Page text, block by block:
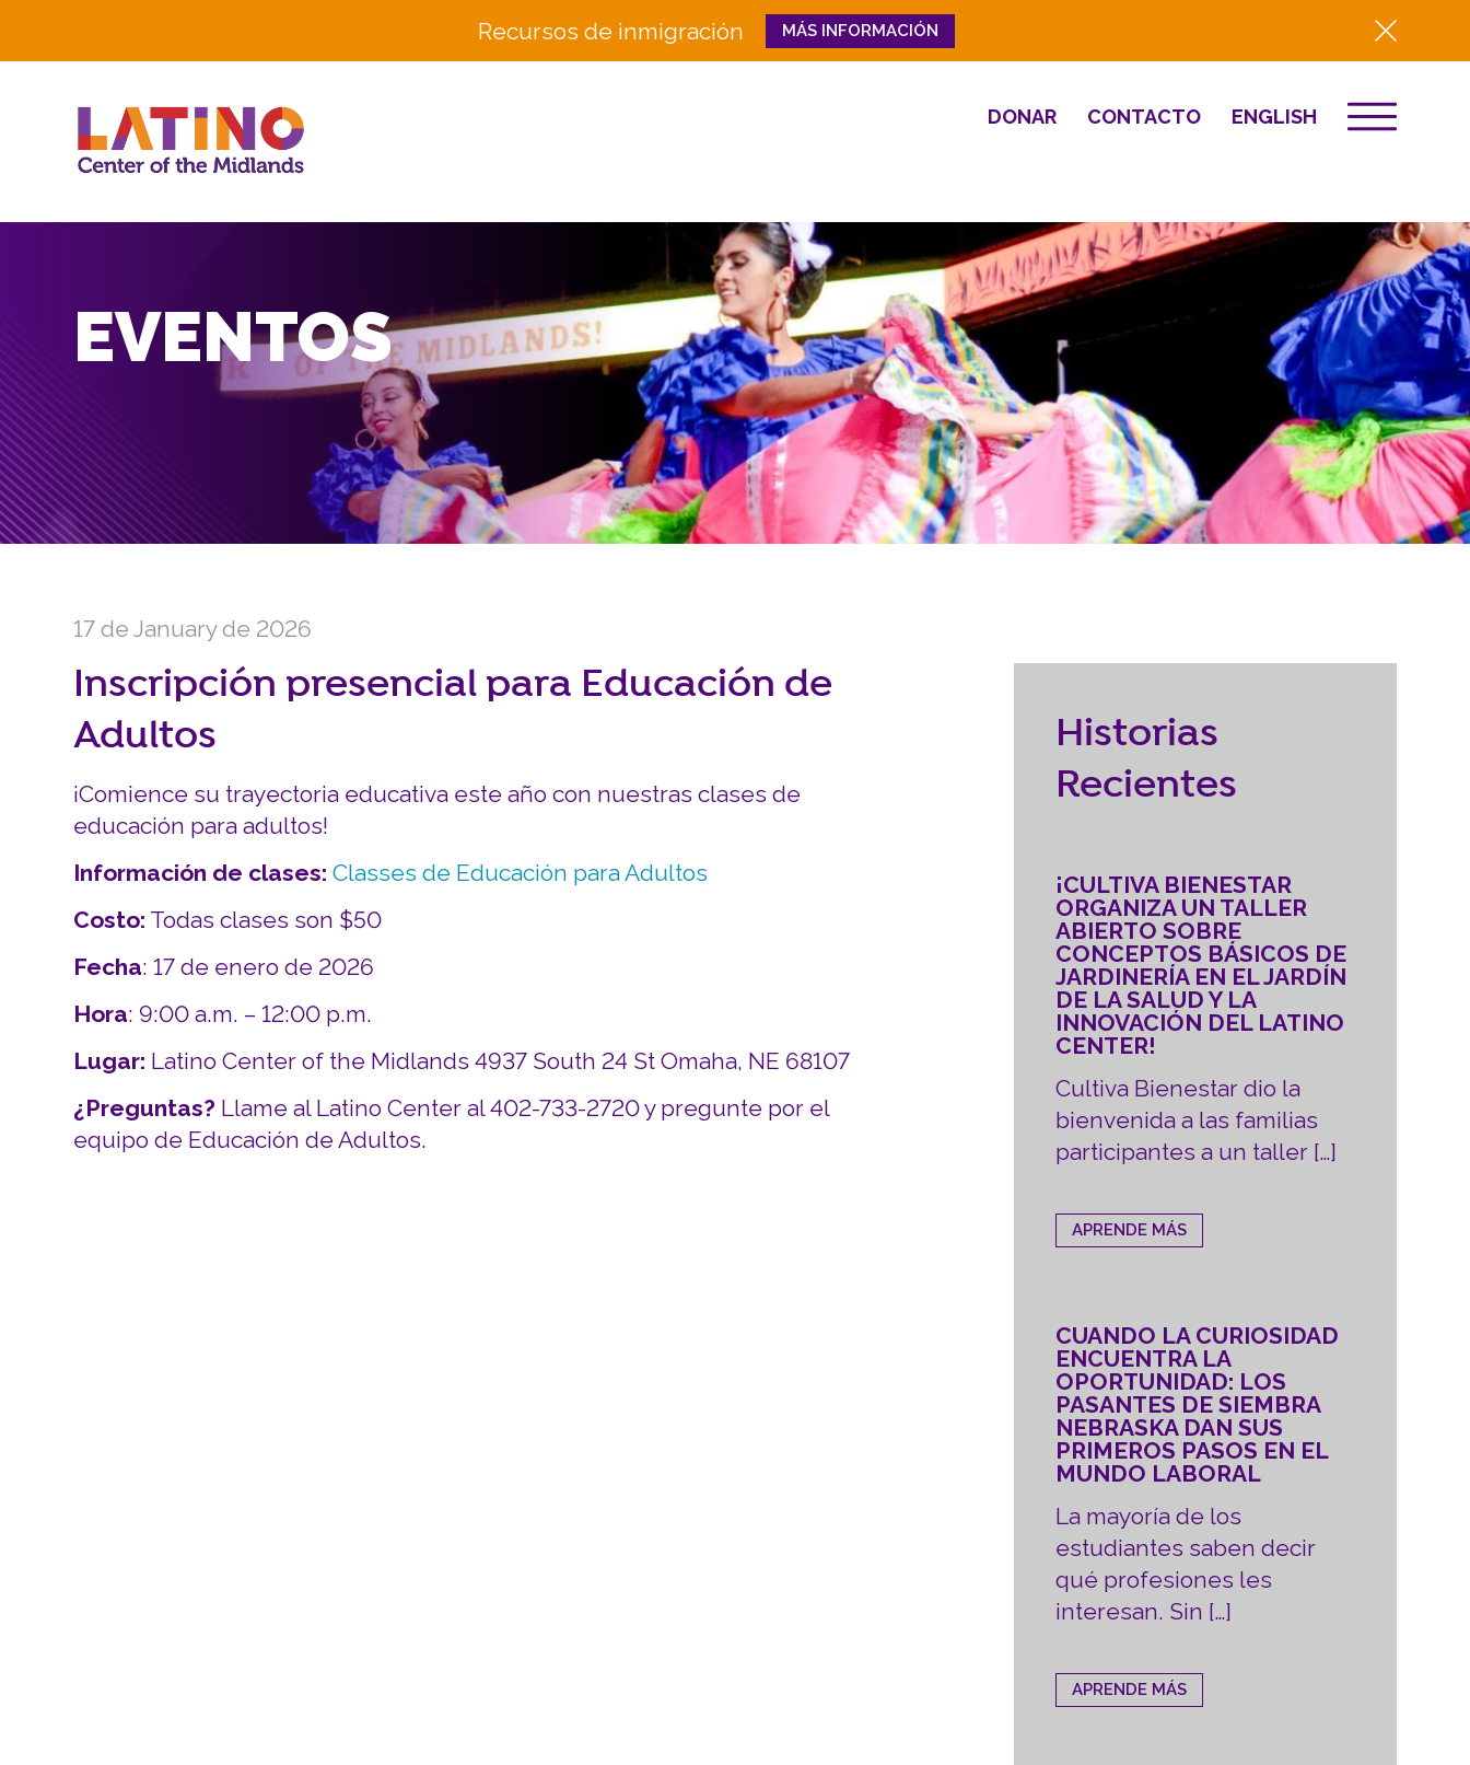
Recursos de inmigración MÁS INFORMACIÓN
Close
DONAR CONTACTO ENGLISH
SOMOS
Equipo
Historia
Educación e Innovación
en la Fuerza Laboral
Senderos Hacia el Éxito
Bienestar Familiar y Comunitario
CULTURA
INVOLUCRARSE
Carreras y Pasantías
Destino 2026
NOTICIAS
Prensa
Resumen del año
Renovación y
Reubicación
CONTACTO
DONAR
EVENTOS
17 de January de 2026
Inscripción presencial para Educación de
Adultos
¡Comience su trayectoria educativa este año con nuestras clases de
educación para adultos!
Información de clases:Classes de Educación para Adultos
Costo: Todas clases son $50
Fecha: 17 de enero de 2026
Hora: 9:00 a.m. – 12:00 p.m.
Lugar: Latino Center of the Midlands 4937 South 24 St Omaha, NE 68107
¿Preguntas? Llame al Latino Center al 402-733-2720 y pregunte por el
equipo de Educación de Adultos.
Historias
Recientes
¡CULTIVA BIENESTAR
ORGANIZA UN TALLER
ABIERTO SOBRE
CONCEPTOS BÁSICOS DE
JARDINERÍA EN EL JARDÍN
DE LA SALUD Y LA
INNOVACIÓN DEL LATINO
CENTER!
Cultiva Bienestar dio la
bienvenida a las familias
participantes a un taller […]
APRENDE MÁS
CUANDO LA CURIOSIDAD
ENCUENTRA LA
OPORTUNIDAD: LOS
PASANTES DE SIEMBRA
NEBRASKA DAN SUS
PRIMEROS PASOS EN EL
MUNDO LABORAL
La mayoría de los
estudiantes saben decir
qué profesiones les
interesan. Sin […]
APRENDE MÁS